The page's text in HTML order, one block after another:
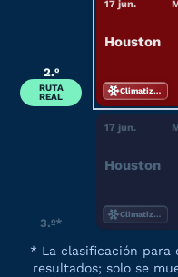
2.º
RUTA
REAL
17 jun.
Houston
Climatizado
3.º*
17 jun.
Houston
Climatizado
* La clasificación para
resultados; solo se